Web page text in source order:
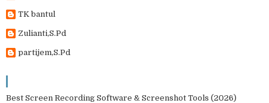
TK bantul
Zulianti,S.Pd
partijem,S.Pd
Best Screen Recording Software & Screenshot Tools (2026)